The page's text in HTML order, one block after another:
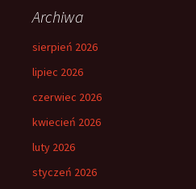
Archiwa
sierpień 2026
lipiec 2026
czerwiec 2026
kwiecień 2026
luty 2026
styczeń 2026